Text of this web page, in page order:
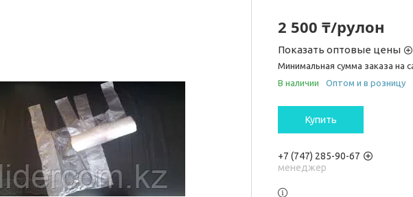
2 500 ₸/рулон
Показать оптовые цены
Минимальная сумма заказа на
В наличии
Оптом и в розницу
Купить
+7 (747) 285-90-67
менеджер